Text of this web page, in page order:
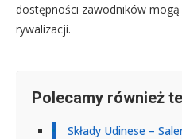
dostępności zawodników mogą
rywalizacji.
Polecamy również
Składy Udinese –